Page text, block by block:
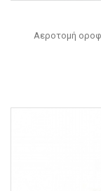
Αεροτομή